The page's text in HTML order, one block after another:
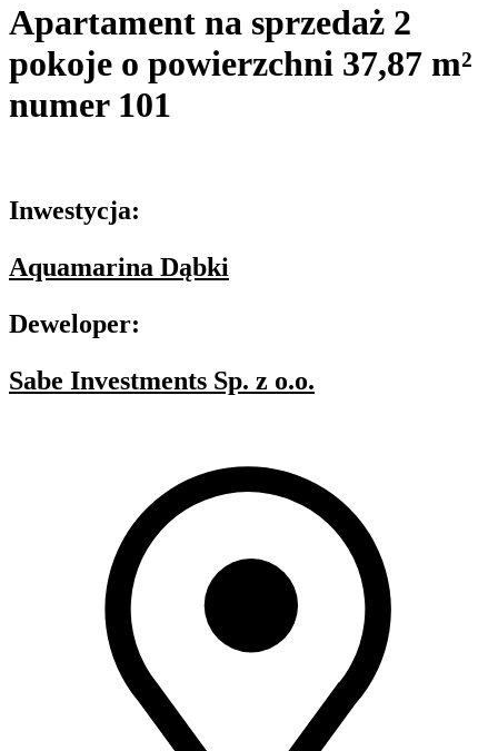
Apartament na sprzedaż 2
pokoje o powierzchni 37,87 m²
numer 101
Inwestycja:
Aquamarina Dąbki
Deweloper:
Sabe Investments Sp. z o.o.